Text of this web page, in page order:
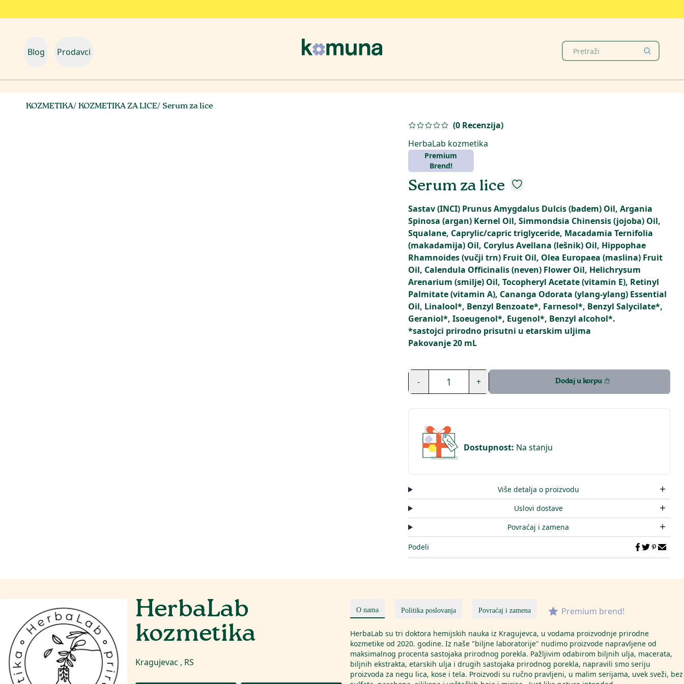
Blog Prodavci
KOZMETIKA/KOZMETIKA ZA LICE/ Serum za lice
(0 Recenzija)
HerbaLab kozmetika
Premium
Brend!
Serum za lice
Sastav (INCI) Prunus Amygdalus Dulcis (badem) Oil, Argania
Spinosa (argan) Kernel Oil, Simmondsia Chinensis (jojoba) Oil,
Squalane, Caprylic/capric triglyceride, Macadamia Ternifolia
(makadamija) Oil, Corylus Avellana (lešnik) Oil, Hippophae
Rhamnoides (vučji trn) Fruit Oil, Olea Europaea (maslina) Fruit
Oil, Calendula Officinalis (neven) Flower Oil, Helichrysum
Arenarium (smilje) Oil, Tocopheryl Acetate (vitamin E), Retinyl
Palmitate (vitamin A), Cananga Odorata (ylang-ylang) Essential
Oil, Linalool*, Benzyl Benzoate*, Farnesol*, Benzyl Salycilate*,
Geraniol*, Isoeugenol*, Eugenol*, Benzyl alcohol*.
*sastojci prirodno prisutni u etarskim uljima
Pakovanje 20 mL
- 1 + Dodaj u korpu
Dostupnost: Na stanju
Više detalja o proizvodu
Uslovi dostave
Povraćaj i zamena
Podeli
HerbaLab
kozmetika
Kragujevac , RS
O nama Politika poslovanja Povraćaj i zamena Premium brend!
HerbaLab su tri doktora hemijskih nauka iz Kragujevca, u vodama proizvodnje prirodne
kozmetike od 2020. godine. Iz naše "biljne laboratorije" nudimo proizvode napravljene od
maksimalnog procenta sastojaka prirodnog porekla. Pažljivim odabirom biljnih ulja, macerata,
biljnih ekstrakta, etarskih ulja i drugih sastojaka prirodnog porekla, napravili smo seriju
proizvoda za negu lica, kose i tela. Proizvodi su ručno pravljeni, u malim serijama, uvek sveži, bez